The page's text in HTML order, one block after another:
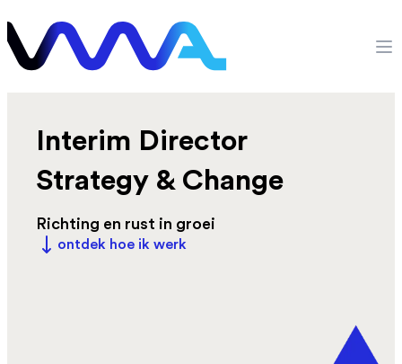
VMA Digital
Interim Director
Strategy & Change
Richting en rust in groei
ontdek hoe ik werk